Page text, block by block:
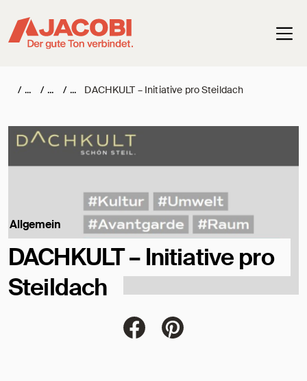
/ / / DACHKULT – Initiative pro Steildach
DACHKULT – Initiative pro
Steildach
Allgemein
Jacobi Dachziegel auf
Jacobi Dachziegel auf